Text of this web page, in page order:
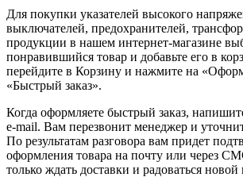
Для покупки указателей высокого
выключателей, предохранителей,
продукции в нашем интернет-магазине
понравившийся товар и добавьте его в
перейдите в Корзину и нажмите на
«Быстрый заказ».
Когда оформляете быстрый заказ,
e-mail. Вам перезвонит менеджер и
По результатам разговора вам придет
оформления товара на почту или через
только ждать доставки и радоваться новой